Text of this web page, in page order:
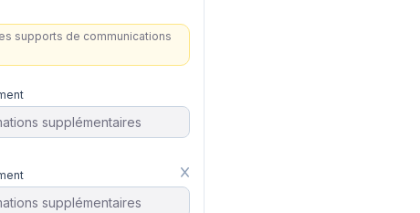
supports de communications